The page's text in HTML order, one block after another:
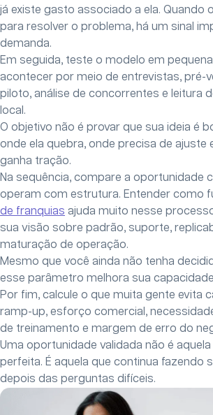
já existe gasto associado a ela. Quando
para resolver o problema, há um sinal
demanda.
Em seguida, teste o modelo em
acontecer por meio de entrevistas, pré-
piloto, análise de concorrentes e leitura
local.
O objetivo não é provar que sua ideia é
onde ela quebra, onde precisa de ajuste
ganha tração.
Na sequência, compare a oportunidade
operam com estrutura. Entender como
de franquias ajuda muito nesse
sua visão sobre padrão, suporte,
maturação de operação.
Mesmo que você ainda não tenha
esse parâmetro melhora sua
Por fim, calcule o que muita gente evita
ramp-up, esforço comercial,
de treinamento e margem de erro do
Uma oportunidade validada não é
perfeita. É aquela que continua fazendo
depois das perguntas difíceis.